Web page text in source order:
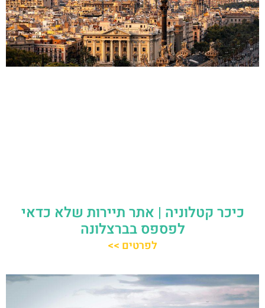
כיכר קטלוניה | אתר תיירות שלא כדאי
לפספס בברצלונה
לפרטים >>